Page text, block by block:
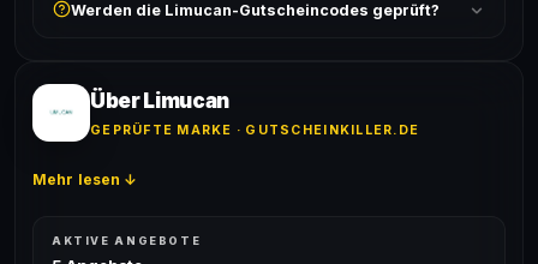
akzeptiert. Die Kombination mehrerer Codes ist meist
Werden die Limucan-Gutscheincodes geprüft?
Erfolgsquote wird bei jedem Angebot angezeigt.
Über Limucan
GEPRÜFTE MARKE · GUTSCHEINKILLER.DE
Mehr lesen ↓
AKTIVE ANGEBOTE